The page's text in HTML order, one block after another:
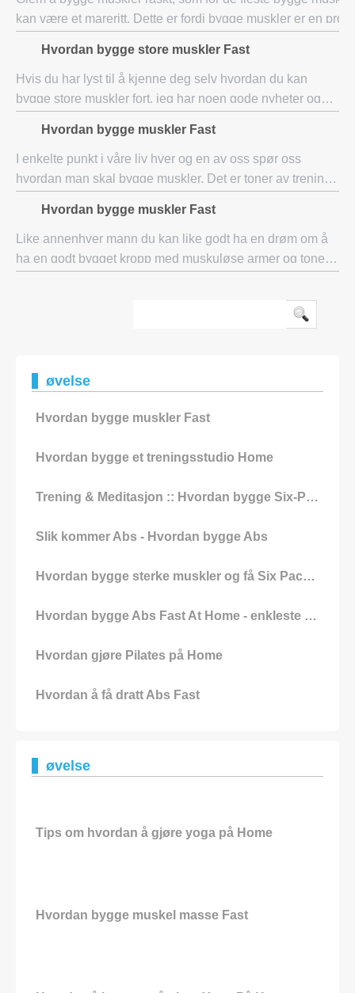
kan være et mareritt. Dette er fordi bygge muskler er en
Hvordan bygge store muskler Fast
Hvis du har lyst til å kjenne deg selv hvordan du kan
bygge store muskler fort, jeg har noen gode nyheter og
du trenger er litt supplement
Hvordan bygge muskler Fast
I enkelte punkt i våre liv hver og en av oss spør oss
hvordan man skal bygge muskler. Det er toner av trening
all denne informasjonen, forvirrer
Hvordan bygge muskler Fast
Like annenhver mann du kan like godt ha en drøm om å
ha en godt bygget kropp med muskuløse armer og tonet
øvelse
Hvordan bygge muskler Fast
Hvordan bygge et treningsstudio Home
Trening & Meditasjon :: Hvordan bygge Six-Pack Abs
Slik kommer Abs - Hvordan bygge Abs
Hvordan bygge sterke muskler og få Six Pack Abs Fast
Hvordan bygge Abs Fast At Home - enkleste måten å gjøre It
Hvordan gjøre Pilates på Home
Hvordan å få dratt Abs Fast
øvelse
Tips om hvordan å gjøre yoga på Home
Hvordan bygge muskel masse Fast